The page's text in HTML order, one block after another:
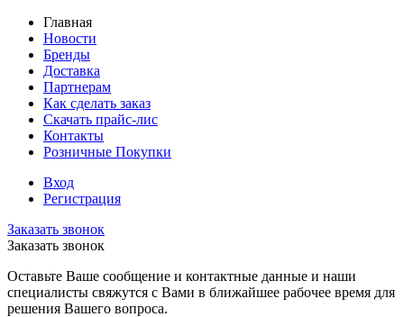
Главная
Новости
Бренды
Доставка
Партнерам
Как сделать заказ
Скачать прайс-лис
Контакты
Розничные Покупки
Вход
Регистрация
Заказать звонок
Заказать звонок
Оставьте Ваше сообщение и контактные данные и наши
специалисты свяжутся с Вами в ближайшее рабочее время для
решения Вашего вопроса.